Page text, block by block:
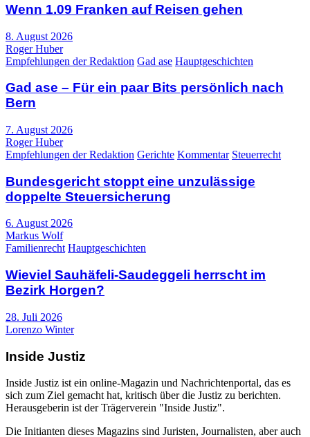
Wenn 1.09 Franken auf Reisen gehen
8. August 2026
Roger Huber
Empfehlungen der Redaktion Gad ase Hauptgeschichten
Gad ase – Für ein paar Bits persönlich nach
Bern
7. August 2026
Roger Huber
Empfehlungen der Redaktion Gerichte Kommentar Steuerrecht
Bundesgericht stoppt eine unzulässige
doppelte Steuersicherung
6. August 2026
Markus Wolf
Familienrecht Hauptgeschichten
Wieviel Sauhäfeli-Saudeggeli herrscht im
Bezirk Horgen?
28. Juli 2026
Lorenzo Winter
Inside Justiz
Inside Justiz ist ein online-Magazin und Nachrichtenportal, das es
sich zum Ziel gemacht hat, kritisch über die Justiz zu berichten.
Herausgeberin ist der Trägerverein "Inside Justiz".
Die Initianten dieses Magazins sind Juristen, Journalisten, aber auch